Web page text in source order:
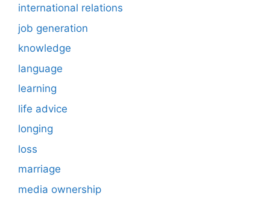
international relations
job generation
knowledge
language
learning
life advice
longing
loss
marriage
media ownership